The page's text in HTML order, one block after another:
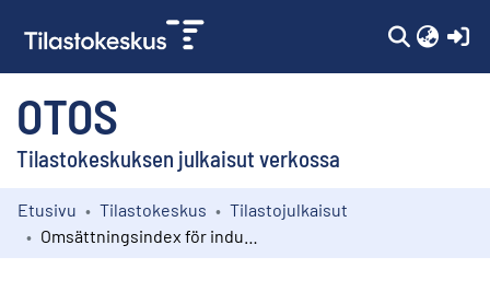
OTOS
Tilastokeskuksen julkaisut verkossa
Kokoelmat
Etusivu Tilastokeskus
Tilastojulkaisut